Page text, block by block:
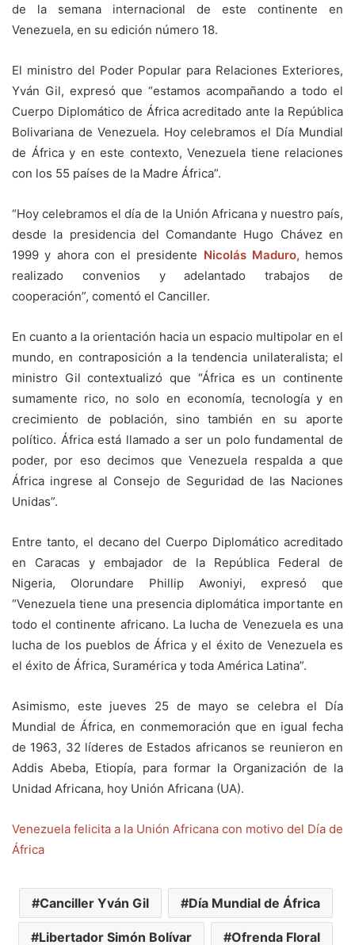
de la semana internacional de este continente en
Venezuela, en su edición número 18.
El ministro del Poder Popular para Relaciones Exteriores,
Yván Gil, expresó que “estamos acompañando a todo el
Cuerpo Diplomático de África acreditado ante la República
Bolivariana de Venezuela. Hoy celebramos el Día Mundial
de África y en este contexto, Venezuela tiene relaciones
con los 55 países de la Madre África”.
“Hoy celebramos el día de la Unión Africana y nuestro país,
desde la presidencia del Comandante Hugo Chávez en
1999 y ahora con el presidente Nicolás Maduro, hemos
realizado convenios y adelantado trabajos de
cooperación”, comentó el Canciller.
En cuanto a la orientación hacia un espacio multipolar en el
mundo, en contraposición a la tendencia unilateralista; el
ministro Gil contextualizó que “África es un continente
sumamente rico, no solo en economía, tecnología y en
crecimiento de población, sino también en su aporte
político. África está llamado a ser un polo fundamental de
poder, por eso decimos que Venezuela respalda a que
África ingrese al Consejo de Seguridad de las Naciones
Unidas”.
Entre tanto, el decano del Cuerpo Diplomático acreditado
en Caracas y embajador de la República Federal de
Nigeria, Olorundare Phillip Awoniyi, expresó que
“Venezuela tiene una presencia diplomática importante en
todo el continente africano. La lucha de Venezuela es una
lucha de los pueblos de África y el éxito de Venezuela es
el éxito de África, Suramérica y toda América Latina”.
Asimismo, este jueves 25 de mayo se celebra el Día
Mundial de África, en conmemoración que en igual fecha
de 1963, 32 líderes de Estados africanos se reunieron en
Addis Abeba, Etiopía, para formar la Organización de la
Unidad Africana, hoy Unión Africana (UA).
Venezuela felicita a la Unión Africana con motivo del Día de
África
Canciller Yván Gil Día Mundial de África
Libertador Simón Bolívar Ofrenda Floral